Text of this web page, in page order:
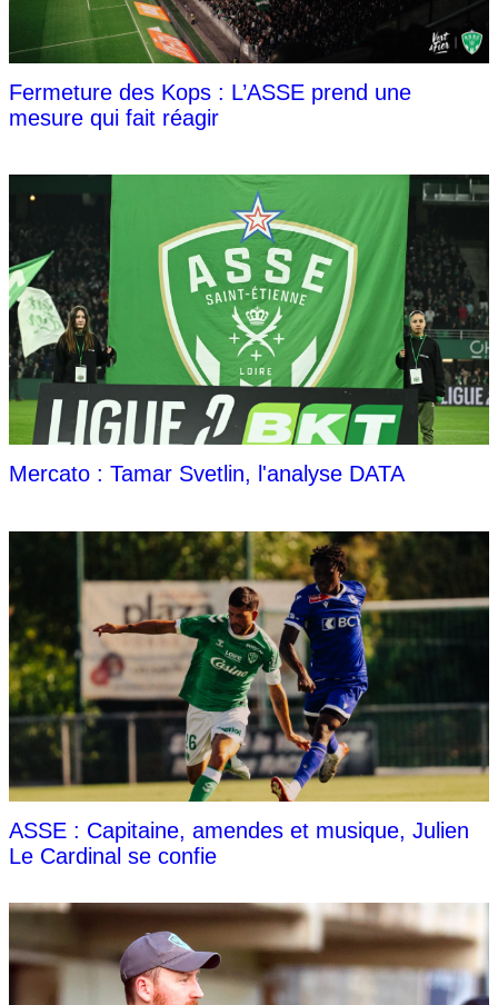
Fermeture des Kops : L’ASSE prend une
mesure qui fait réagir
Mercato : Tamar Svetlin, l'analyse DATA
ASSE : Capitaine, amendes et musique, Julien
Le Cardinal se confie